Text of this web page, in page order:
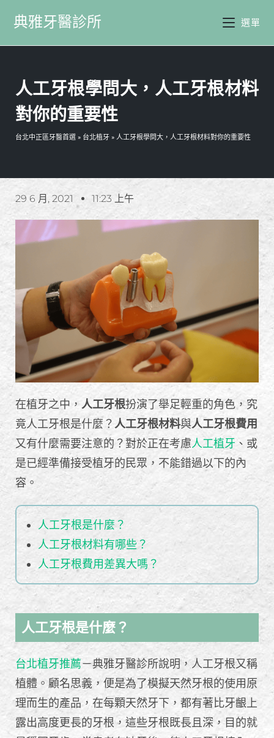
典雅牙醫診所 選單
人工牙根學問大，人工牙根材料
對你的重要性
台北中正區牙醫首選 » 台北植牙 » 人工牙根學問大，人工牙根材料對你的重要性
29 6 月, 2021 11:23 上午
在植牙之中， 人工牙根扮演了舉足輕重的角色，究
竟人工牙根是什麼？人工牙根材料與人工牙根費用
又有什麼需要注意的？對於正在考慮人工植牙 、或
是已經準備接受植牙的民眾，不能錯過以下的內
容。
人工牙根是什麼？
人工牙根材料有哪些？
人工牙根費用差異大嗎？
人工牙根是什麼？
台北植牙推薦－典雅牙醫診所說明，人工牙根又稱
植體。顧名思義，便是為了模擬天然牙根的使用原
理而生的產品，在每顆天然牙下，都有著比牙齦上
露出高度更長的牙根，這些牙根既長且深，目的就